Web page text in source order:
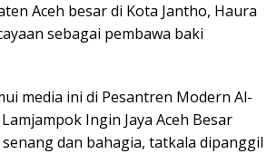
Aceh besar di Kota Jantho, Haura
sebagai pembawa baki
media ini di Pesantren Modern Al-
Ingin Jaya Aceh Besar
dan bahagia, tatkala dipanggil